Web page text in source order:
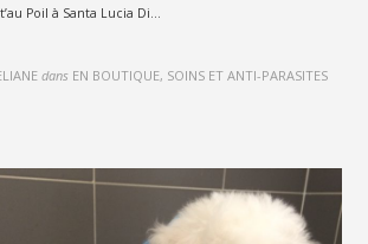
Poil à Santa Lucia Di...
dans EN BOUTIQUE, SOINS ET ANTI-PARASITES